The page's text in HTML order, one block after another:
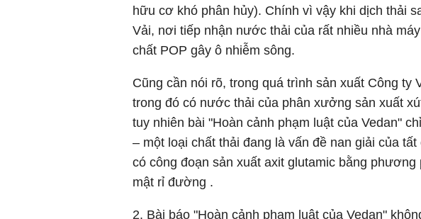
hữu cơ khó phân hủy). Chính vì vậy khi dịch thải
Vải, nơi tiếp nhận nước thải của rất nhiều nhà
chất POP gây ô nhiễm sông.
Cũng cần nói rõ, trong quá trình sản xuất Công ty
trong đó có nước thải của phân xưởng sản xuất
tuy nhiên bài "Hoàn cảnh phạm luật của Vedan"
– một loại chất thải đang là vấn đề nan giải của
có công đoạn sản xuất axit glutamic bằng
mật rỉ đường .
2. Bài báo "Hoàn cảnh phạm luật của Vedan"